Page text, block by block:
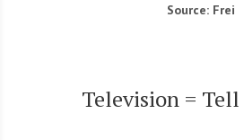
Source: Frei
Tele­vi­si­on =